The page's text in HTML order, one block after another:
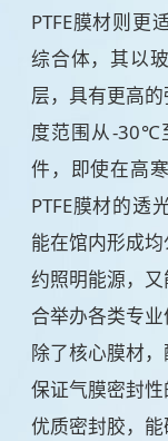
PTFE膜材则更
综合体，其以
层，具有更高
度范围从-30℃
件，即使在高
PTFE膜材的透
能在馆内形成
约照明能源，
合举办各类专业
除了核心膜材
保证气膜密封
优质密封胶，能